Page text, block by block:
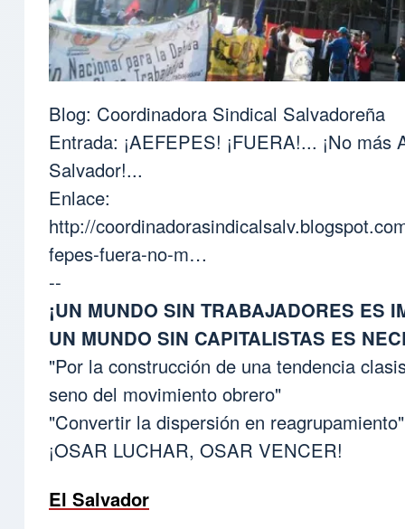
Blog: Coordinadora Sindical Salvadoreña
Entrada: ¡AEFEPES! ¡FUERA!... ¡No más
Salvador!...
Enlace:
http://
fepes-fuera-no-m…
--
¡UN MUNDO SIN TRABAJADORES ES
UN MUNDO SIN CAPITALISTAS ES
"Por la construcción de una tendencia
seno del movimiento obrero"
"Convertir la dispersión en reagrupamiento"
¡OSAR LUCHAR, OSAR VENCER!
El Salvador